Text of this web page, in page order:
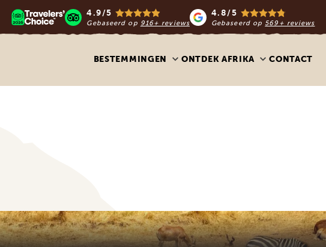
4.9/5
Gebaseerd op 916+ reviews
4.8/5
Gebaseerd op 569+ reviews
BESTEMMINGEN ONTDEK AFRIKA CONTACT